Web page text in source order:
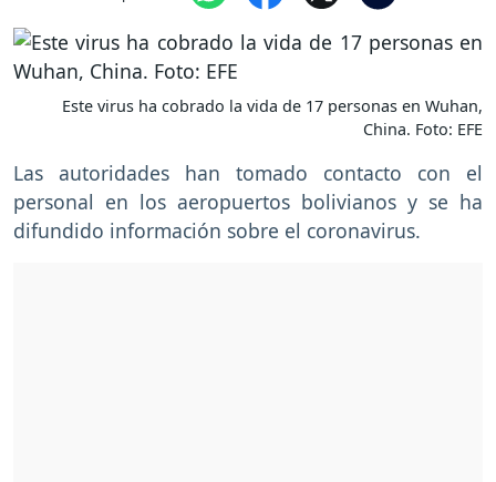
Este virus ha cobrado la vida de 17 personas en Wuhan,
China. Foto: EFE
Las autoridades han tomado contacto con el
personal en los aeropuertos bolivianos y se ha
difundido información sobre el coronavirus.